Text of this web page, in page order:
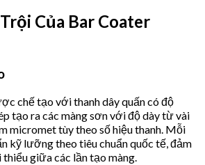
Của Bar Coater
chế tạo với thanh dây quấn có độ
tạo ra các màng sơn với độ dày từ vài
micromet tùy theo số hiệu thanh. Mỗi
kỹ lưỡng theo tiêu chuẩn quốc tế, đảm
giữa các lần tạo màng.